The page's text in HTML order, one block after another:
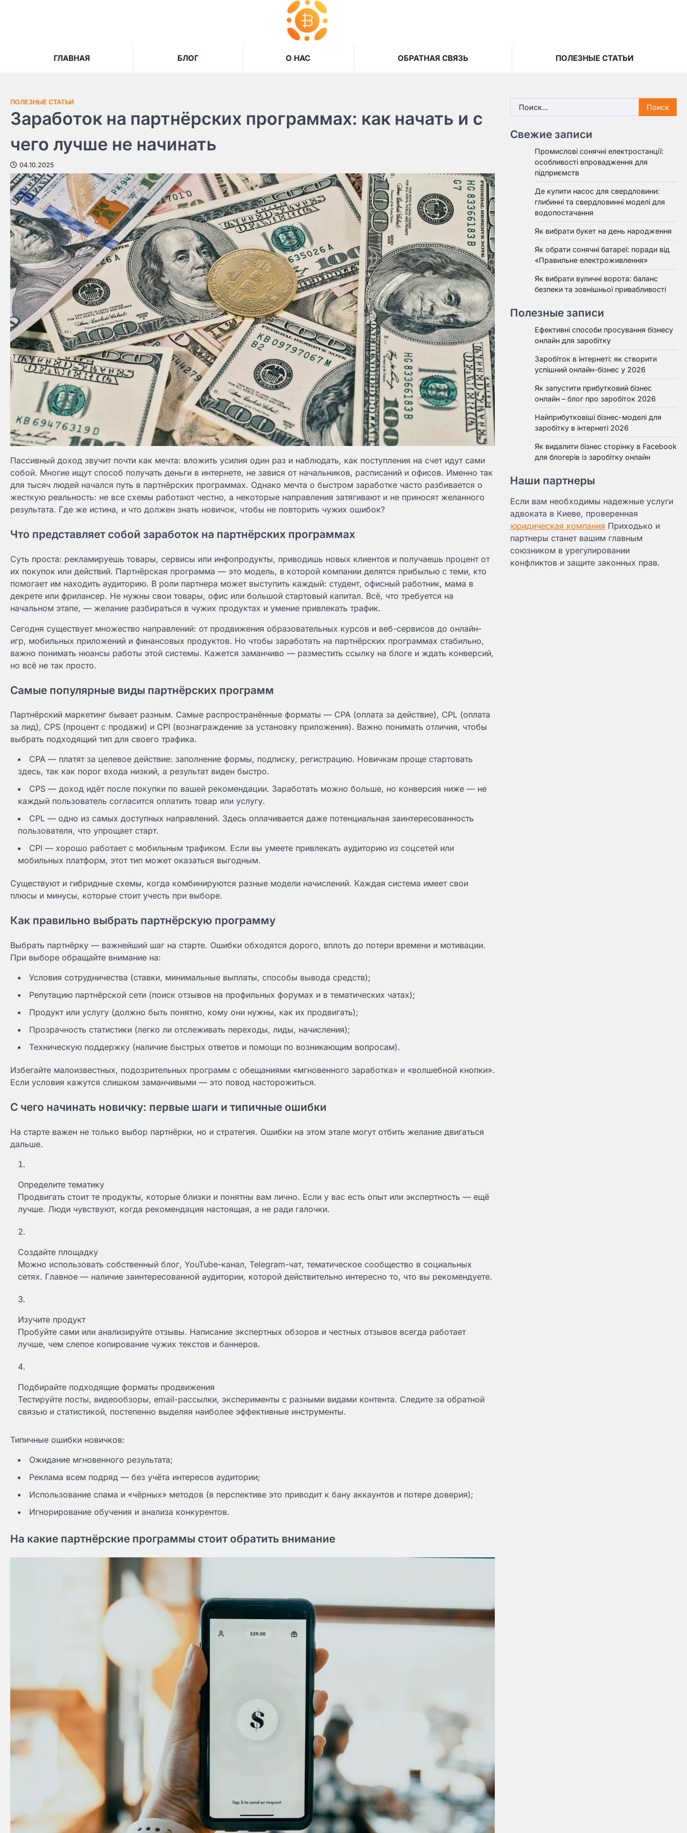
ГЛАВНАЯ БЛОГ О НАС ОБРАТНАЯ СВЯЗЬ ПОЛЕЗНЫЕ СТАТЬИ
ПОЛЕЗНЫЕ СТАТЬИ
Заработок на партнёрских программах: как начать и с
чего лучше не начинать
04.10.2025
Пассивный доход звучит почти как мечта: вложить усилия один раз и наблюдать, как поступления на счет идут сами
собой. Многие ищут способ получать деньги в интернете, не завися от начальников, расписаний и офисов. Именно так
для тысяч людей начался путь в партнёрских программах. Однако мечта о быстром заработке часто разбивается о
жесткую реальность: не все схемы работают честно, а некоторые направления затягивают и не приносят желанного
результата. Где же истина, и что должен знать новичок, чтобы не повторить чужих ошибок?
Что представляет собой заработок на партнёрских программах
Суть проста: рекламируешь товары, сервисы или инфопродукты, приводишь новых клиентов и получаешь процент от
их покупок или действий. Партнёрская программа — это модель, в которой компании делятся прибылью с теми, кто
помогает им находить аудиторию. В роли партнера может выступить каждый: студент, офисный работник, мама в
декрете или фрилансер. Не нужны свои товары, офис или большой стартовый капитал. Всё, что требуется на
начальном этапе, — желание разбираться в чужих продуктах и умение привлекать трафик.
Сегодня существует множество направлений: от продвижения образовательных курсов и веб-сервисов до онлайн-
игр, мобильных приложений и финансовых продуктов. Но чтобы заработать на партнёрских программах стабильно,
важно понимать нюансы работы этой системы. Кажется заманчиво — разместить ссылку на блоге и ждать конверсий,
но всё не так просто.
Самые популярные виды партнёрских программ
Партнёрский маркетинг бывает разным. Самые распространённые форматы — CPA (оплата за действие), CPL (оплата
за лид), CPS (процент с продажи) и CPI (вознаграждение за установку приложения). Важно понимать отличия, чтобы
выбрать подходящий тип для своего трафика.
CPA — платят за целевое действие: заполнение формы, подписку, регистрацию. Новичкам проще стартовать
здесь, так как порог входа низкий, а результат виден быстро.
CPS — доход идёт после покупки по вашей рекомендации. Заработать можно больше, но конверсия ниже — не
каждый пользователь согласится оплатить товар или услугу.
CPL — одно из самых доступных направлений. Здесь оплачивается даже потенциальная заинтересованность
пользователя, что упрощает старт.
CPI — хорошо работает с мобильным трафиком. Если вы умеете привлекать аудиторию из соцсетей или
мобильных платформ, этот тип может оказаться выгодным.
Существуют и гибридные схемы, когда комбинируются разные модели начислений. Каждая система имеет свои
плюсы и минусы, которые стоит учесть при выборе.
Как правильно выбрать партнёрскую программу
Выбрать партнёрку — важнейший шаг на старте. Ошибки обходятся дорого, вплоть до потери времени и мотивации.
При выборе обращайте внимание на:
Условия сотрудничества (ставки, минимальные выплаты, способы вывода средств);
Репутацию партнёрской сети (поиск отзывов на профильных форумах и в тематических чатах);
Продукт или услугу (должно быть понятно, кому они нужны, как их продвигать);
Прозрачность статистики (легко ли отслеживать переходы, лиды, начисления);
Техническую поддержку (наличие быстрых ответов и помощи по возникающим вопросам).
Избегайте малоизвестных, подозрительных программ с обещаниями «мгновенного заработка» и «волшебной кнопки».
Если условия кажутся слишком заманчивыми — это повод насторожиться.
С чего начинать новичку: первые шаги и типичные ошибки
На старте важен не только выбор партнёрки, но и стратегия. Ошибки на этом этапе могут отбить желание двигаться
дальше.
Определите тематику
Продвигать стоит те продукты, которые близки и понятны вам лично. Если у вас есть опыт или экспертность — ещё
лучше. Люди чувствуют, когда рекомендация настоящая, а не ради галочки.
Создайте площадку
Можно использовать собственный блог, YouTube-канал, Telegram-чат, тематическое сообщество в социальных
сетях. Главное — наличие заинтересованной аудитории, которой действительно интересно то, что вы рекомендуете.
Изучите продукт
Пробуйте сами или анализируйте отзывы. Написание экспертных обзоров и честных отзывов всегда работает
лучше, чем слепое копирование чужих текстов и баннеров.
Подбирайте подходящие форматы продвижения
Тестируйте посты, видеообзоры, email-рассылки, эксперименты с разными видами контента. Следите за обратной
связью и статистикой, постепенно выделяя наиболее эффективные инструменты.
Типичные ошибки новичков:
Ожидание мгновенного результата;
Реклама всем подряд — без учёта интересов аудитории;
Использование спама и «чёрных» методов (в перспективе это приводит к бану аккаунтов и потере доверия);
Игнорирование обучения и анализа конкурентов.
На какие партнёрские программы стоит обратить внимание
Найти:
Свежие записи
Промислові сонячні електростанції:
особливості впровадження для
підприємств
Де купити насос для свердловини:
глибинні та свердловинні моделі для
водопостачання
Як вибрати букет на день народження
Як обрати сонячні батареї: поради від
«Правильне електроживлення»
Як вибрати вуличні ворота: баланс
безпеки та зовнішньої привабливості
Полезные записи
Ефективні способи просування бізнесу
онлайн для заробітку
Заробіток в інтернеті: як створити
успішний онлайн-бізнес у 2026
Як запустити прибутковий бізнес
онлайн – блог про заробіток 2026
Найприбутковіші бізнес-моделі для
заробітку в інтернеті 2026
Як видалити бізнес сторінку в Facebook
для блогерів із заробітку онлайн
Наши партнеры
Если вам необходимы надежные услуги
адвоката в Киеве, проверенная
юридическая компания Приходько и
партнеры станет вашим главным
союзником в урегулировании
конфликтов и защите законных прав.